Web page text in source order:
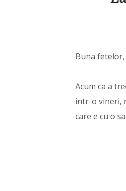
Buna fetelor,
Acum ca a
intr-o vineri,
care e cu o